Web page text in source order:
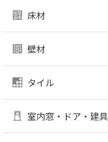
床材
壁材
タイル
室内窓・ドア・建具